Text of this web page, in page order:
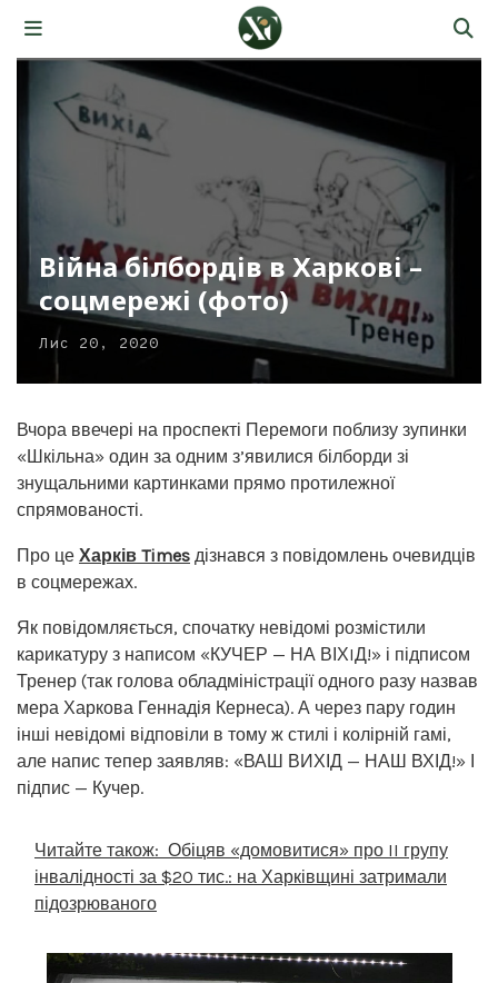
Війна білбордів в Харкові –
соцмережі (фото)
Лис 20, 2020
Вчора ввечері на проспекті Перемоги поблизу зупинки
«Шкільна» один за одним з’явилися білборди зі
знущальними картинками прямо протилежної
спрямованості.
Про це Харків Times дізнався з повідомлень очевидців
в соцмережах.
Як повідомляється, спочатку невідомі розмістили
карикатуру з написом «КУЧЕР — НА ВІХIД!» і підписом
Тренер (так голова обладміністрації одного разу назвав
мера Харкова Геннадія Кернеса). А через пару годин
інші невідомі відповіли в тому ж стилі і колірній гамі,
але напис тепер заявляв: «ВАШ ВИХІД — НАШ ВХІД!» І
підпис — Кучер.
Читайте також: Обіцяв «домовитися» про II групу
інвалідності за $20 тис.: на Харківщині затримали
підозрюваного